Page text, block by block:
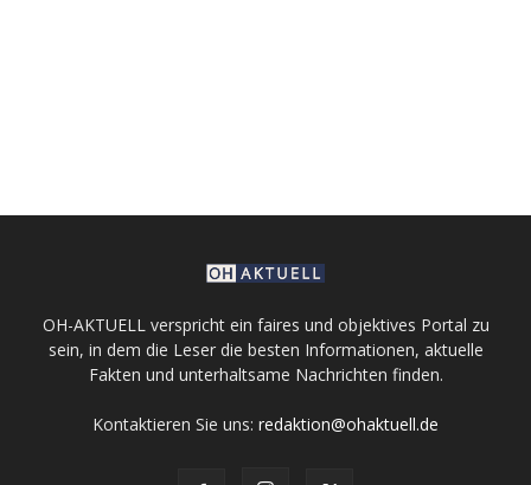
OH-AKTUELL verspricht ein faires und objektives Portal zu
sein, in dem die Leser die besten Informationen, aktuelle
Fakten und unterhaltsame Nachrichten finden.
Kontaktieren Sie uns: redaktion@ohaktuell.de